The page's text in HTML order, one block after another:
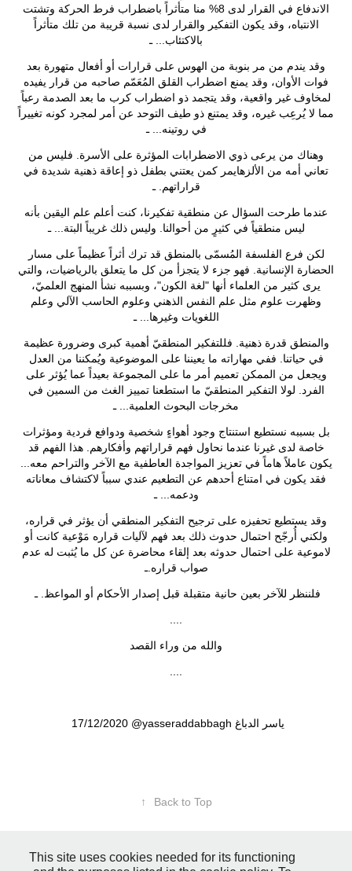
الاندفاع في القرار لدى 8% منا متأثراً باضطراب فرط الحركة وتشتت
الانتباه، وقد يكون التفكير والقرار لدى نسبة قريبة من تلك متأثراً
بالاكتئاب... ـ
وقد يندم من مر بنوبة من الهوس على قرارات أو أفعال متهورة بعد
فوات الأوان، وقد يمنع اضطراب القلق المُعَمّم صاحبه من قرار يفيده
لمخاوف غير واقعية، وقد يتجمد ذو اضطراب كرب ما بعد الصدمة رعباً
مما لا يُرعِب غيره، وقد يمتنع ذو طيف التوحد عن أمر لمجرد كونه تغييراً
في روتينه... ـ
وهناك من يرعى ذوي الاضطرابات المؤثرة على الأسرة. فليس من
تعاني أمه من الألزهايمر كمن يعتني بطفل ذو إعاقة ذهنية شديدة في
قراراتهم.ـ
عندما طرحت السؤال عن منطقية تفكيرنا، كنت أعلم علم اليقين بأنه
ليس منطقياً في كثيرٍ من أحوالنا. وليس ذلك غريباً البتة... ـ
لكن فرع الفلسفة المُسمّى بالمنطق قد ترك أثراً عظيماً على مسار
الحضارة الإنسانية. فهو جزء لا يتجزأ من كل ما يتعلق بالرياضيات، والتي
يرى كثير من العلماء أنها "لغة الكون"، وبسببه نشأ المنهج العلميّ،
وظهرت علوم مثل علم النفس الذهني وعلوم الحاسب الآلي وعلم
اللغويات وغيرها... ـ
والمنطق قدرة ذهنية. فللتفكير المنطقيّ أهمية كبرى وضرورة عظيمة
في حياتنا. ففي مهاراته ما يعيننا على الموضوعية ويُمكننا من العدل
ويجعل من الممكن تعميم أمر ما على المجموعة بعيداً عما يُؤثر على
الفرد. لولا التفكير المنطقيّ ما استطعنا تمييز الغث من السمين في
مخرجات البحوث العلمية... ـ
بل بسببه نستطيع استنتاج وجود أهواءٍ شخصية ودوافع فردية ومؤثرات
خاصة لدى غيرنا عندما نحاول فهم قراراتهم وأفكارهم. هذا الفهم قد
يكون عاملاً هاماً في تعزيز المواجدة العاطفية مع الآخر والتراحم معه...
فقد يكون في امتناع أحدهم عن التطعيم عندي سبباً لاكتشاف معاناته
ودعمه... ـ
وقد يستطيع تحفيزه على ترجيح التفكير المنطقي أن يؤثر في قراره،
ولكني أُرجّح احتمال حدوث ذلك بعد فهم لآليات قراره مَوْعية كانت أو
لاموعية على احتمال حدوثه بعد إلقاء محاضرة عن كل ما يُثبت له عدم
صواب قراره.ـ
فلننظر للآخر بعين حانية متقبلة قبل إصدار الأحكام أو المواعظ. ـ
والله من وراء القصد
17/12/2020 @yasseraddabbagh ياسر الدباغ
↑ Back to Top
This site uses cookies needed for its functioning